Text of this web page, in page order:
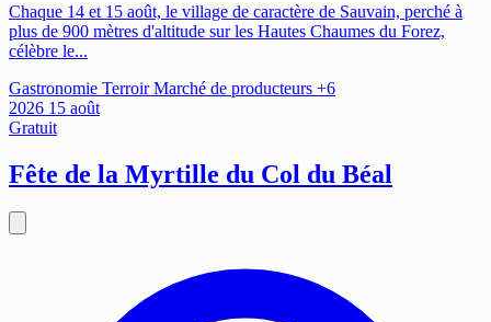
Chaque 14 et 15 août, le village de caractère de Sauvain, perché à
plus de 900 mètres d'altitude sur les Hautes Chaumes du Forez,
célèbre le...
Gastronomie Terroir Marché de producteurs +6
2026 15 août
Gratuit
Fête de la Myrtille du Col du Béal